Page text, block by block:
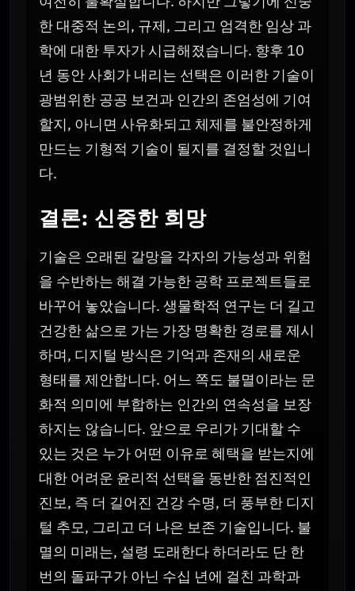
한 대중적 논의, 규제, 그리고 엄격한 임상 과
학에 대한 투자가 시급해졌습니다. 향후 10
년 동안 사회가 내리는 선택은 이러한 기술이
광범위한 공공 보건과 인간의 존엄성에 기여
할지, 아니면 사유화되고 체제를 불안정하게
만드는 기형적 기술이 될지를 결정할 것입니
다.
결론: 신중한 희망
기술은 오래된 갈망을 각자의 가능성과 위험
을 수반하는 해결 가능한 공학 프로젝트들로
바꾸어 놓았습니다. 생물학적 연구는 더 길고
건강한 삶으로 가는 가장 명확한 경로를 제시
하며, 디지털 방식은 기억과 존재의 새로운
형태를 제안합니다. 어느 쪽도 불멸이라는 문
화적 의미에 부합하는 인간의 연속성을 보장
하지는 않습니다. 앞으로 우리가 기대할 수
있는 것은 누가 어떤 이유로 혜택을 받는지에
대한 어려운 윤리적 선택을 동반한 점진적인
진보, 즉 더 길어진 건강 수명, 더 풍부한 디지
털 추모, 그리고 더 나은 보존 기술입니다. 불
멸의 미래는, 설령 도래한다 하더라도 단 한
번의 돌파구가 아닌 수십 년에 걸친 과학과